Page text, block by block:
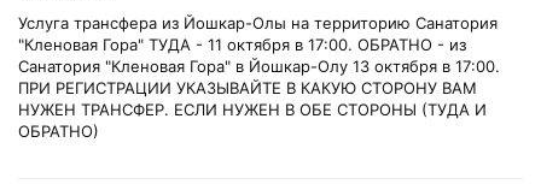
Услуга трансфера из Йошкар-Олы на территорию Санатория
"Кленовая Гора" ТУДА - 11 октября в 17:00. ОБРАТНО - из
Санатория "Кленовая Гора" в Йошкар-Олу 13 октября в 17:00.
ПРИ РЕГИСТРАЦИИ УКАЗЫВАЙТЕ В КАКУЮ СТОРОНУ ВАМ
НУЖЕН ТРАНСФЕР. ЕСЛИ НУЖЕН В ОБЕ СТОРОНЫ (ТУДА И
ОБРАТНО)